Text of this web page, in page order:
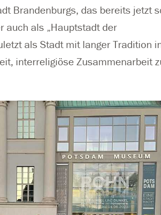
Brandenburgs, das bereits jetzt
auch als „Hauptstadt der
als Stadt mit langer Tradition
interreligiöse Zusammenarbeit